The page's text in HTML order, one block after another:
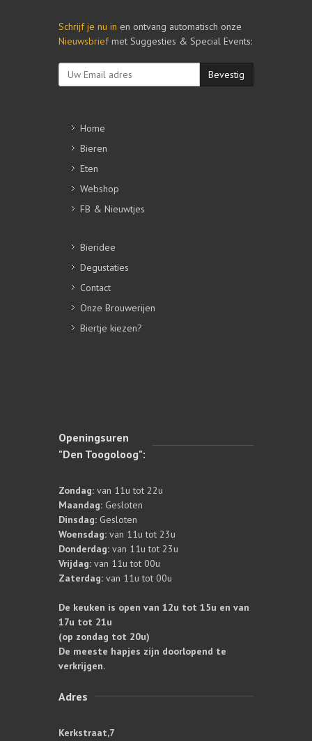
Schrijf je nu in en ontvang automatisch onze
Nieuwsbriefmet Suggesties & Special Events:
Bevestig
Home
Bieren
Eten
Webshop
FB & Nieuwtjes
Bieridee
Degustaties
Contact
Onze Brouwerijen
Biertje kiezen?
Openingsuren
"Den Toogoloog":
Zondag: van 11u tot 22u
Maandag: Gesloten
Dinsdag: Gesloten
Woensdag: van 11u tot 23u
Donderdag: van 11u tot 23u
Vrijdag: van 11u tot 00u
Zaterdag: van 11u tot 00u
De keuken is open van 12u tot 15u en van
17u tot 21u
(op zondag tot 20u)
De meeste hapjes zijn doorlopend te
verkrijgen.
Adres
Kerkstraat,7